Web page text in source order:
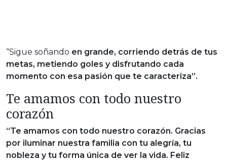
“Sigue soñando en grande, corriendo detrás de tus
metas, metiendo goles y disfrutando cada
momento con esa pasión que te caracteriza”.
Te amamos con todo nuestro
corazón
“Te amamos con todo nuestro corazón. Gracias
por iluminar nuestra familia con tu alegría, tu
nobleza y tu forma única de ver la vida. Feliz